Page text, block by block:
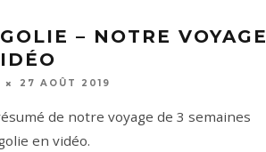
– NOTRE VOYAGE
27 AOÛT 2019
de notre voyage de 3 semaines
en vidéo.